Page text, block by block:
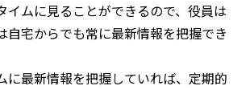
イムに見ることができるので、役員は
自宅からでも常に最新情報を把握でき
に最新情報を把握していれば、定期的